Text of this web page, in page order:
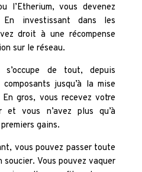
l’Etherium, vous devenez
En investissant dans les
droit à une récompense
sur le réseau.
s’occupe de tout, depuis
jusqu’à la mise
gros, vous recevez votre
vous n’avez plus qu’à
gains.
vous pouvez passer toute
soucier. Vous pouvez vaquer